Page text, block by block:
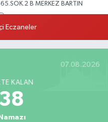
B MERKEZ BARTIN
Sokak No:20 8 Merkez Bartın
Eczaneler
07.08.2026
KALAN